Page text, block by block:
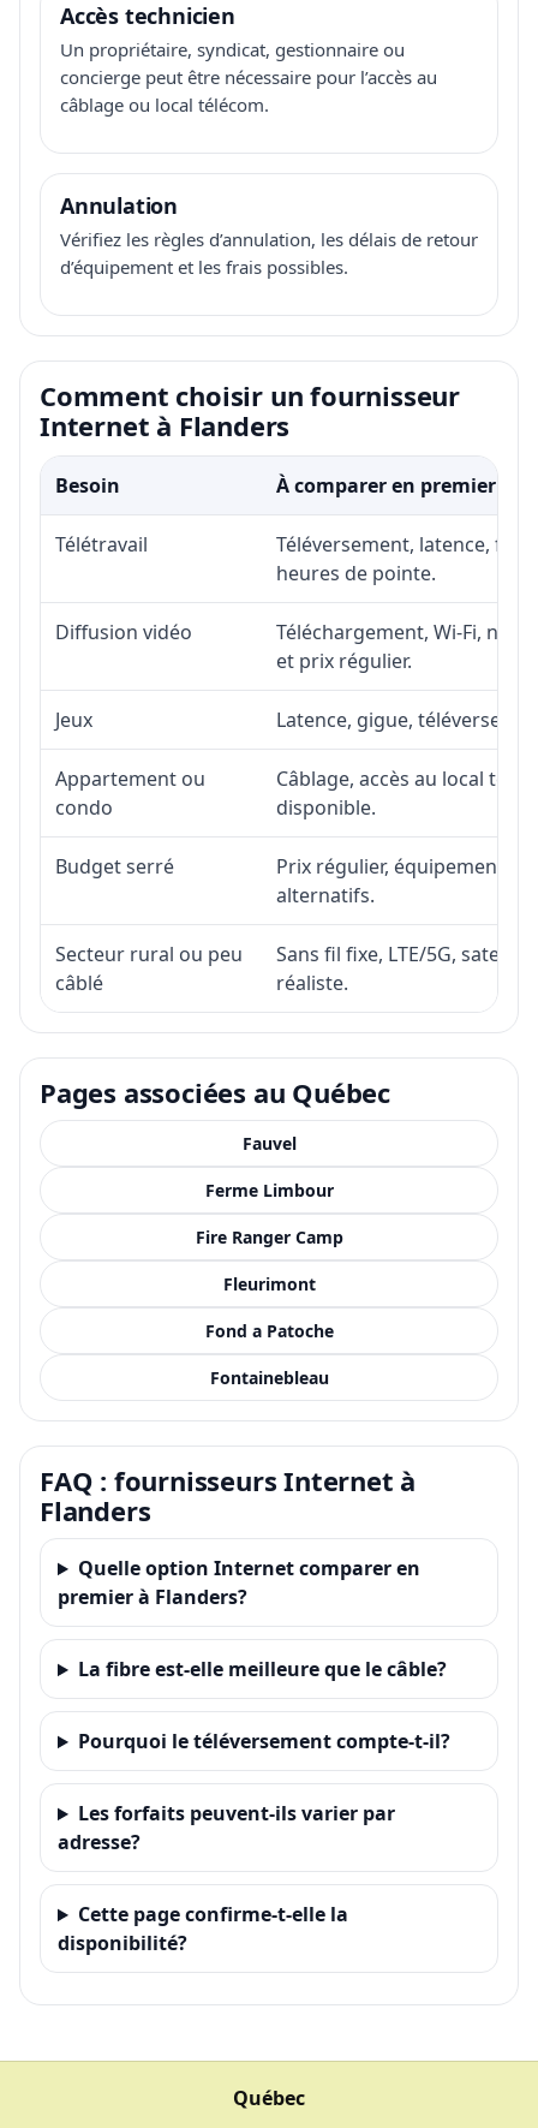
Accès technicien
Un propriétaire, syndicat, gestionnaire ou
concierge peut être nécessaire pour l’accès au
câblage ou local télécom.
Annulation
Vérifiez les règles d’annulation, les délais de retour
d’équipement et les frais possibles.
Comment choisir un fournisseur
Internet à Flanders
Besoin À comparer en premier
Télétravail
Téléversement, latence,
heures de pointe.
Diffusion vidéo
Téléchargement, Wi-Fi,
et prix régulier.
Jeux Latence, gigue,
Appartement ou
condo
Câblage, accès au local
disponible.
Budget serré
Prix régulier, équipement,
alternatifs.
Secteur rural ou peu
câblé
Sans fil fixe, LTE/5G,
réaliste.
Pages associées au Québec
Fauvel
Ferme Limbour
Fire Ranger Camp
Fleurimont
Fond a Patoche
Fontainebleau
FAQ : fournisseurs Internet à
Flanders
Quelle option Internet comparer en
premier à Flanders?
La fibre est-elle meilleure que le câble?
Pourquoi le téléversement compte-t-il?
Les forfaits peuvent-ils varier par
adresse?
Cette page confirme-t-elle la
disponibilité?
Québec